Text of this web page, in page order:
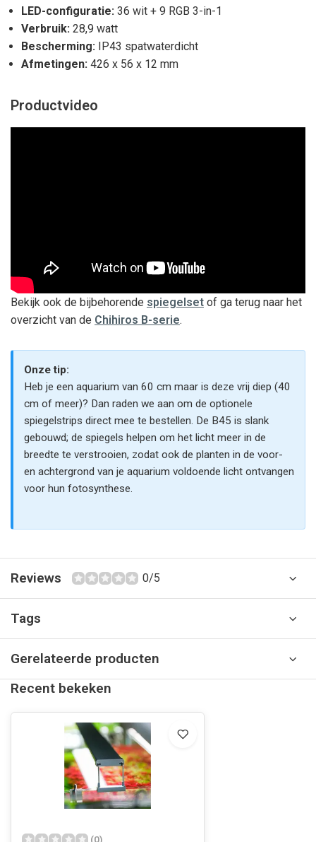
LED-configuratie: 36 wit + 9 RGB 3-in-1
Verbruik: 28,9 watt
Bescherming: IP43 spatwaterdicht
Afmetingen: 426 x 56 x 12 mm
Productvideo
Bekijk ook de bijbehorende spiegelset of ga terug naar het
overzicht van de Chihiros B-serie.
Onze tip:
Heb je een aquarium van 60 cm maar is deze vrij diep (40
cm of meer)? Dan raden we aan om de optionele
spiegelstrips direct mee te bestellen. De B45 is slank
gebouwd; de spiegels helpen om het licht meer in de
breedte te verstrooien, zodat ook de planten in de voor-
en achtergrond van je aquarium voldoende licht ontvangen
voor hun fotosynthese.
Reviews 0/5
Tags
Gerelateerde producten
Recent bekeken
(0)